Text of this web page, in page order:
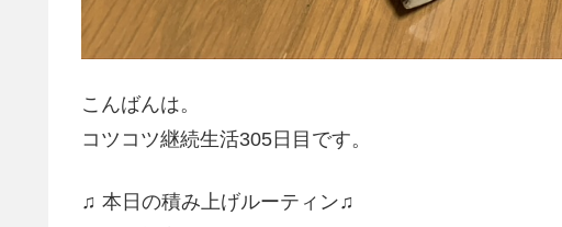
こんばんは。
コツコツ継続生活305日目です。
♫ 本日の積み上げルーティン♫